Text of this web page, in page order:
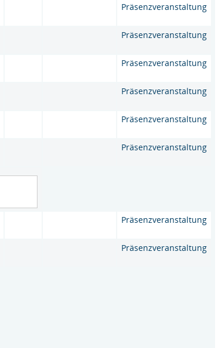
Präsenzveranstaltung
Präsenzveranstaltung
Präsenzveranstaltung
Präsenzveranstaltung
Präsenzveranstaltung
Präsenzveranstaltung
Präsenzveranstaltung
Präsenzveranstaltung